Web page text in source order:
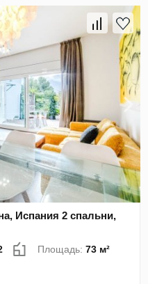
Испания 2 спальни,
Площадь:73 м²